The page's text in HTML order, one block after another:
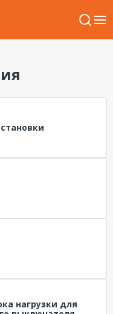
нагрузки для